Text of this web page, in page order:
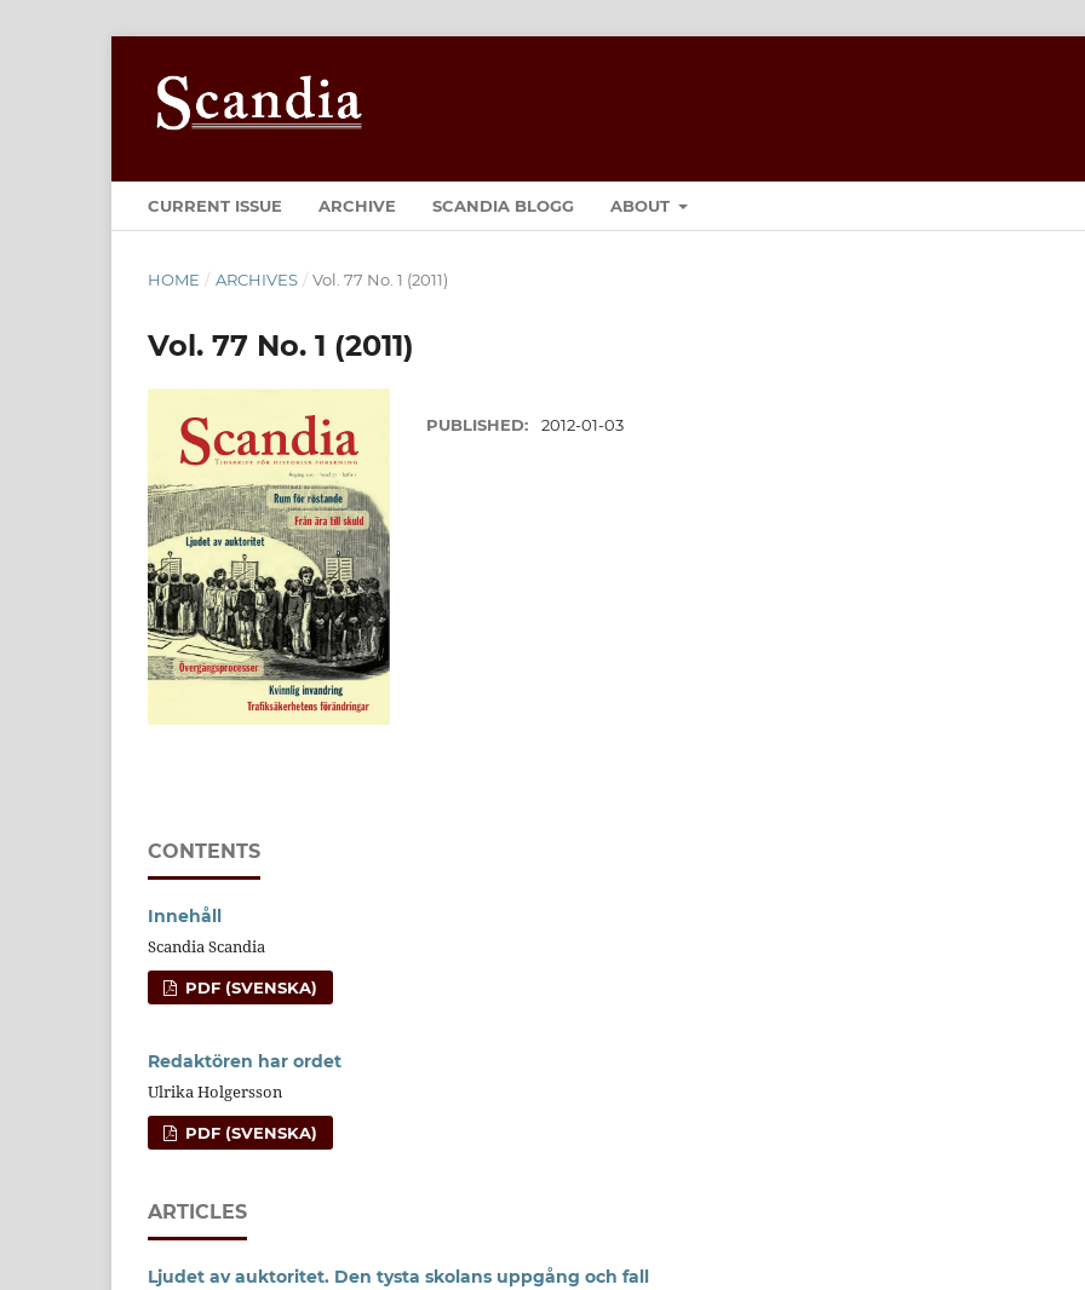
CURRENT ISSUE ARCHIVE SCANDIA BLOGG ABOUT
HOME / ARCHIVES / Vol. 77 No. 1 (2011)
Vol. 77 No. 1 (2011)
PUBLISHED: 2012-01-03
CONTENTS
Innehåll
Scandia Scandia
PDF (SVENSKA)
Redaktören har ordet
Ulrika Holgersson
PDF (SVENSKA)
ARTICLES
Ljudet av auktoritet. Den tysta skolans uppgång och fall